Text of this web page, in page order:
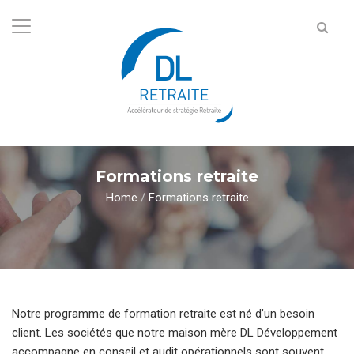
Formations retraite
Home / Formations retraite
Notre programme de formation retraite est né d’un besoin
client. Les sociétés que notre maison mère DL Développement